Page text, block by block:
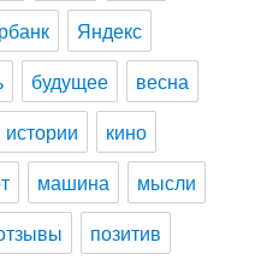
Яндекс
будущее
весна
истории
кино
машина
мысли
позитив